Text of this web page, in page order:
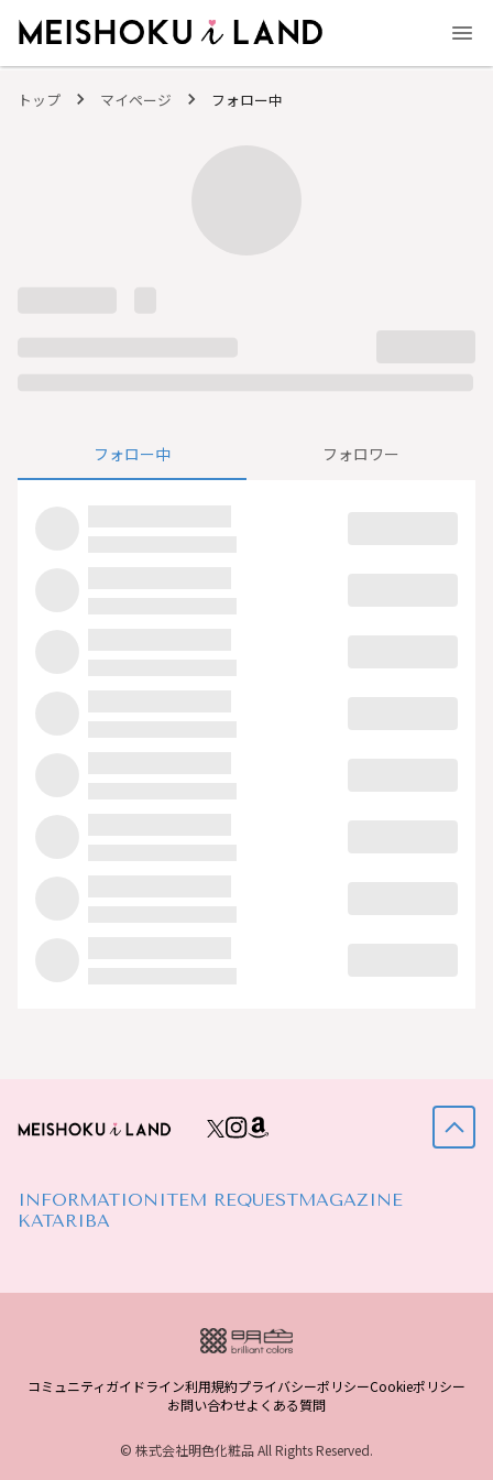
トップ マイページ フォロー中
フォロー中 フォロワー
INFORMATION ITEM REQUESTMAGAZINE
KATARIBA
コミュニティガイドライン利用規約プライバシーポリシーCookieポリシー
お問い合わせよくある質問
© 株式会社明色化粧品 All Rights Reserved.